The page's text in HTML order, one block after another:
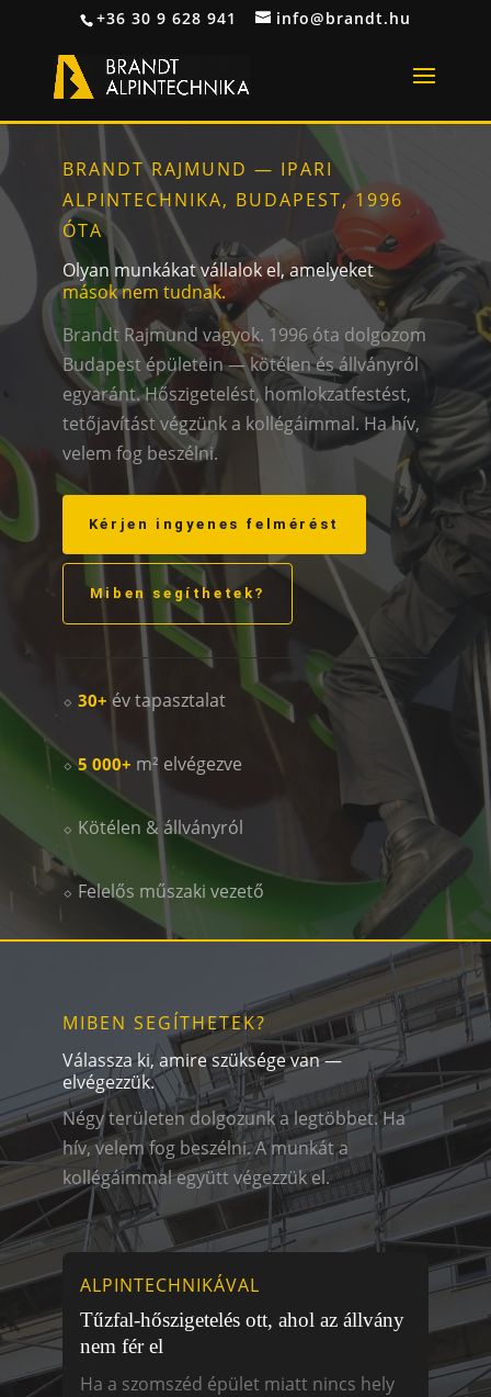
+36 30 9 628 941 info@brandt.hu
BRANDT RAJMUND — IPARI
ALPINTECHNIKA, BUDAPEST, 1996
ÓTA
Olyan munkákat vállalok el, amelyeket
mások nem tudnak.
Brandt Rajmund vagyok. 1996 óta dolgozom
Budapest épületein — kötélen és állványról
egyaránt. Hőszigetelést, homlokzatfestést,
tetőjavítást végzünk a kollégáimmal. Ha hív,
velem fog beszélni.
Kérjen ingyenes felmérést
Miben segíthetek?
⬦ 30+ év tapasztalat
⬦5 000+ m² elvégezve
⬦ Kötélen & állványról
⬦ Felelős műszaki vezető
MIBEN SEGÍTHETEK?
Válassza ki, amire szüksége van —
elvégezzük.
Négy területen dolgozunk a legtöbbet. Ha
hív, velem fog beszélni. A munkát a
kollégáimmal együtt végezzük el.
ALPINTECHNIKÁVAL
Tűzfal-hőszigetelés ott, ahol az állvány
nem fér el
Ha a szomszéd épület miatt nincs hely